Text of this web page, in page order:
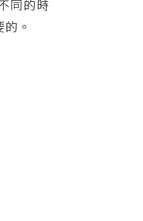
同的時
。